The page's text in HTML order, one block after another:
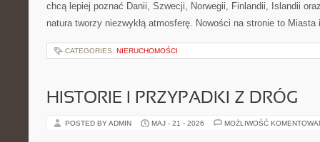
chcą lepiej poznać Danii, Szwecji, Norwegii, Finlandii, Islandii
natura tworzy niezwykłą atmosferę. Nowości na stronie to
CATEGORIES: NIERUCHOMOŚCI
HISTORIE I PRZYPADKI Z DRÓG
POSTED BY ADMIN MAJ - 21 - 2026 MOŻLIWOŚĆ